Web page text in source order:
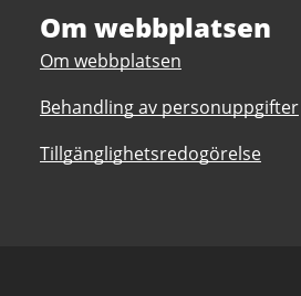
Om webbplatsen
Om webbplatsen
Behandling av personuppgifter
Tillgänglighetsredogörelse